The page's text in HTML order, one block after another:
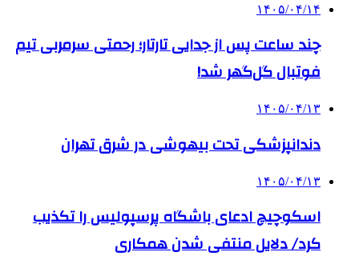
۱۴۰۵/۰۴/۱۴
چند ساعت پس از جدایی تارتار؛ رحمتی سرمربی تیم
فوتبال گل‌گهر شد!
۱۴۰۵/۰۴/۱۳
دندانپزشکی تحت بیهوشی در شرق تهران
۱۴۰۵/۰۴/۱۳
اسکوچیچ ادعای باشگاه پرسپولیس را تکذیب
کرد/ دلایل منتفی شدن همکاری